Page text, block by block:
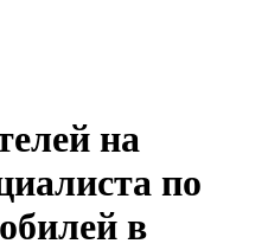
на
по
в